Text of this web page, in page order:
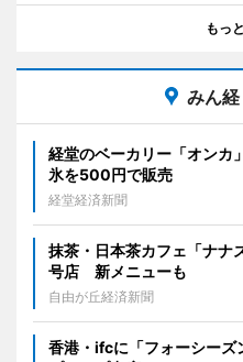
もっ
みん
経堂のベーカリー「オン
氷を500円で販売
経堂経済新聞
抹茶・日本茶カフェ「ナナ
号店 新メニューも
自由が丘経済新聞
香港・ifcに「フォーシーズ